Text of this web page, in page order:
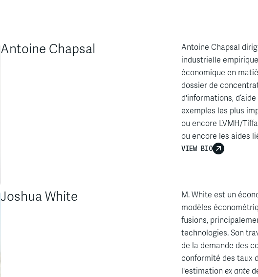
Antoine Chapsal
Antoine Chapsal
industrielle
économique en
dossier de
d'informations,
exemples les plus
ou encore LVMH/
ou encore les aides
VIEW BIO
Joshua White M. White est un
modèles
fusions,
technologies. Son
de la demande des
conformité des taux
l'estimation ex ante